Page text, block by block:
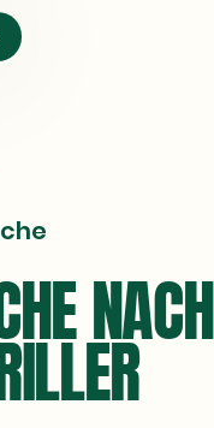
NACH